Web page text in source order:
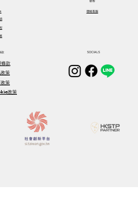
聯絡客服
款
條款
策
策
政策
SOCIALS